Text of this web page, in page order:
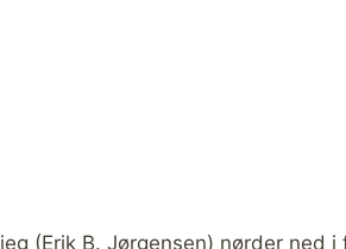
(Erik B. Jørgensen) nørder